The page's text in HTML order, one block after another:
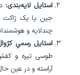
استایل لایه‌بندی:
چندلایه و
استایل رسمیِ
طوسی تیره و
آراسته و در عین